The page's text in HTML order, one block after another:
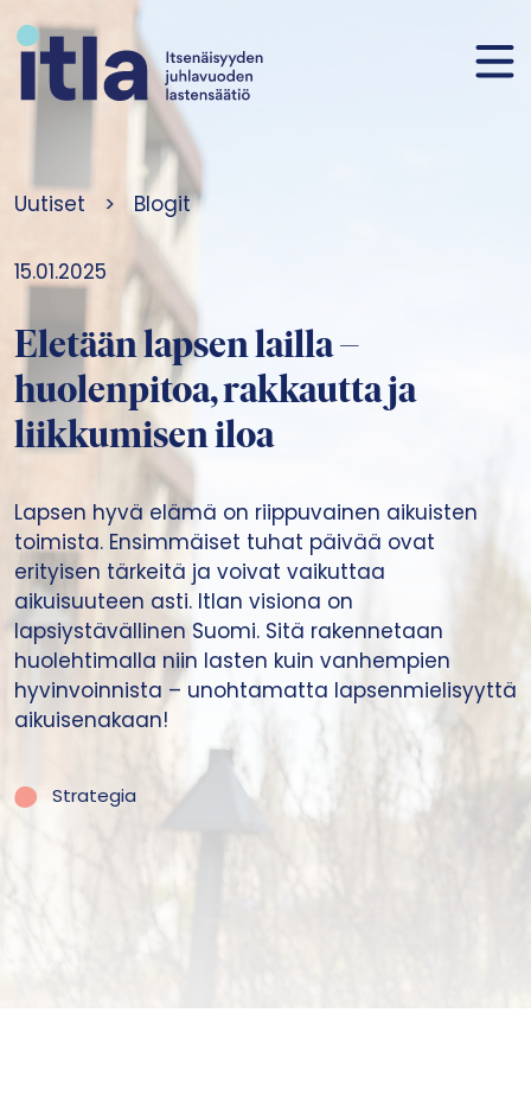
Siirry sisältöön
Uutiset > Blogit
15.01.2025
Eletään lapsen lailla –
huolenpitoa, rakkautta ja
liikkumisen iloa
Lapsen hyvä elämä on riippuvainen aikuisten
toimista. Ensimmäiset tuhat päivää ovat
erityisen tärkeitä ja voivat vaikuttaa
aikuisuuteen asti. Itlan visiona on
lapsiystävällinen Suomi. Sitä rakennetaan
huolehtimalla niin lasten kuin vanhempien
hyvinvoinnista – unohtamatta lapsenmielisyyttä
aikuisenakaan!
Strategia